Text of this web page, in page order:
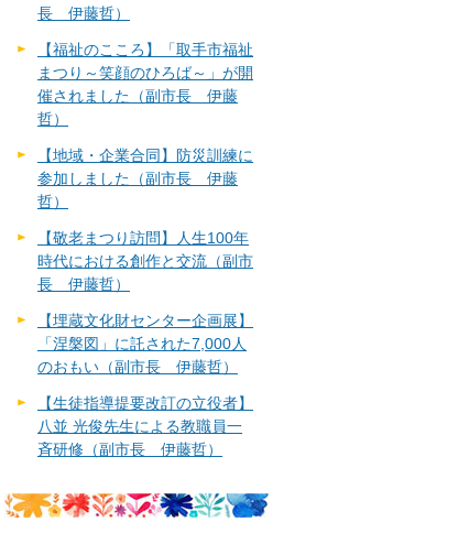
長 伊藤哲）
【福祉のこころ】「取手市福祉
まつり～笑顔のひろば～」が開
催されました（副市長 伊藤
哲）
【地域・企業合同】防災訓練に
参加しました（副市長 伊藤
哲）
【敬老まつり訪問】人生100年
時代における創作と交流（副市
長 伊藤哲）
【埋蔵文化財センター企画展】
「涅槃図」に託された7,000人
のおもい（副市長 伊藤哲）
【生徒指導提要改訂の立役者】
八並 光俊先生による教職員一
斉研修（副市長 伊藤哲）